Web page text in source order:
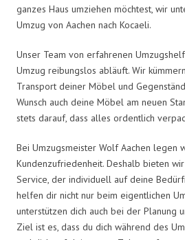
ganzes Haus umziehen möchtest, wir
Umzug von Aachen nach Kocaeli.
Unser Team von erfahrenen
Umzug reibungslos abläuft. Wir
Transport deiner Möbel und
Wunsch auch deine Möbel am neuen
stets darauf, dass alles ordentlich
Bei Umzugsmeister Wolf Aachen legen
Kundenzufriedenheit. Deshalb bieten
Service, der individuell auf deine
helfen dir nicht nur beim eigentlichen
unterstützen dich auch bei der Planung
Ziel ist es, dass du dich während des